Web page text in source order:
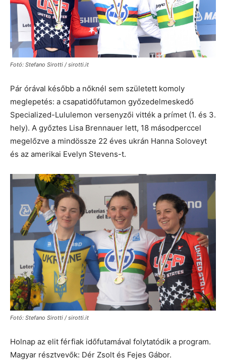
Fotó: Stefano Sirotti / sirotti.it
Pár órával később a nőknél sem született komoly
meglepetés: a csapatidőfutamon győzedelmeskedő
Specialized-Lululemon versenyzői vitték a prímet (1. és 3.
hely). A győztes Lisa Brennauer lett, 18 másodperccel
megelőzve a mindössze 22 éves ukrán Hanna Soloveyt
és az amerikai Evelyn Stevens-t.
Fotó: Stefano Sirotti / sirotti.it
Holnap az elit férfiak időfutamával folytatódik a program.
Magyar résztvevők: Dér Zsolt és Fejes Gábor.